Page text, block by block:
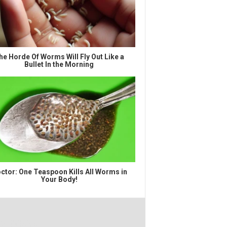
Horde Of Worms Will Fly Out Like a
Bullet In the Morning
One Teaspoon Kills All Worms in
Your Body!